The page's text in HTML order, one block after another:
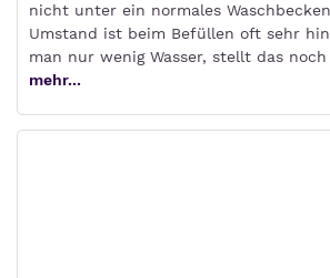
nicht unter ein normales
Umstand ist beim Befüllen oft sehr
man nur wenig Wasser, stellt das
mehr...